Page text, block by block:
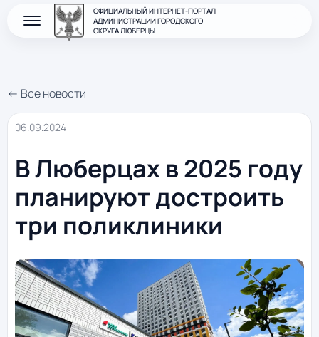
ОФИЦИАЛЬНЫЙ ИНТЕРНЕТ-ПОРТАЛ
АДМИНИСТРАЦИИ ГОРОДСКОГО
ОКРУГА ЛЮБЕРЦЫ
← Все новости
06.09.2024
В Люберцах в 2025 году
планируют достроить
три поликлиники